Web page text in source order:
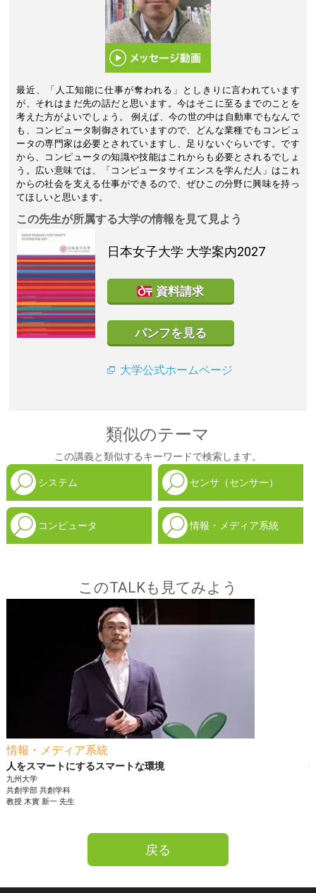
最近、「人工知能に仕事が奪われる」としきりに言われています
が、それはまだ先の話だと思います。今はそこに至るまでのことを
考えた方がよいでしょう。 例えば、今の世の中は自動車でもなんで
も、コンピュータ制御されていますので、どんな業種でもコンピュ
ータの専門家は必要とされていますし、足りないぐらいです。です
から、コンピュータの知識や技能はこれからも必要とされるでしょ
う。広い意味では、「コンピュータサイエンスを学んだ人」はこれ
からの社会を支える仕事ができるので、ぜひこの分野に興味を持っ
てほしいと思います。
この先生が所属する大学の情報を見て見よう
日本女子大学 大学案内2027
資料請求
パンフを見る
大学公式ホームページ
類似のテーマ
この講義と類似するキーワードで検索します。
システム センサ（センサー）
コンピュータ 情報・メディア系統
このTALKも見てみよう
情報・メディア系統
人をスマートにするスマートな環境
九州大学
共創学部 共創学科
教授 木實 新一先生
戻る